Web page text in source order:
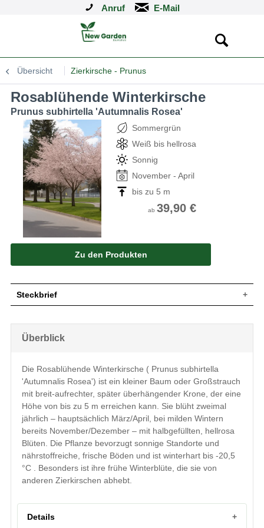
Anruf
Übersicht Zierkirsche - Prunus
Rosablühende Winterkirsche
Prunus subhirtella 'Autumnalis Rosea'
Sommergrün
Weiß bis hellrosa
Sonnig
November - April
bis zu 5 m
ab 39,90 €
Zu den Produkten
Steckbrief
Wuchs
Sommergrün, oval, am Ende zugespitzt,
Rand meist grob gesägt, mittelgrün,
Herbstfärbung gelborange, 6 bis 8 cm
lang
Frucht
Sehr selten
Blüte
Weiß bis hellrosa, halbgefüllt, Kelch
rötlich, ca. 3 cm breit
Hauptblüte März / April, bei sehr milden
Novemeber/ Dezember blühen
Rinde
Zuerst dunkelbraun, später braunschwarz
Boden
Überblick
Die Rosablühende Winterkirsche ( Prunus subhirtella
'Autumnalis Rosea') ist ein kleiner Baum oder Großstrauch
mit breit-aufrechter, später überhängender Krone, der eine
Höhe von bis zu 5 m erreichen kann. Sie blüht zweimal
jährlich – hauptsächlich März/April, bei milden Wintern
bereits November/Dezember – mit halbgefüllten, hellrosa
Blüten. Die Pflanze bevorzugt sonnige Standorte und
nährstoffreiche, frische Böden und ist winterhart bis -20,5
°C . Besonders ist ihre frühe Winterblüte, die sie von
anderen Zierkirschen abhebt.
Details